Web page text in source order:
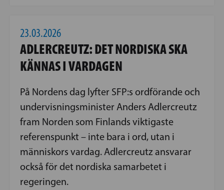
23.03.2026
ADLERCREUTZ: DET NORDISKA SKA
KÄNNAS I VARDAGEN
På Nordens dag lyfter SFP:s ordförande och
undervisningsminister Anders Adlercreutz
fram Norden som Finlands viktigaste
referenspunkt – inte bara i ord, utan i
människors vardag. Adlercreutz ansvarar
också för det nordiska samarbetet i
regeringen.